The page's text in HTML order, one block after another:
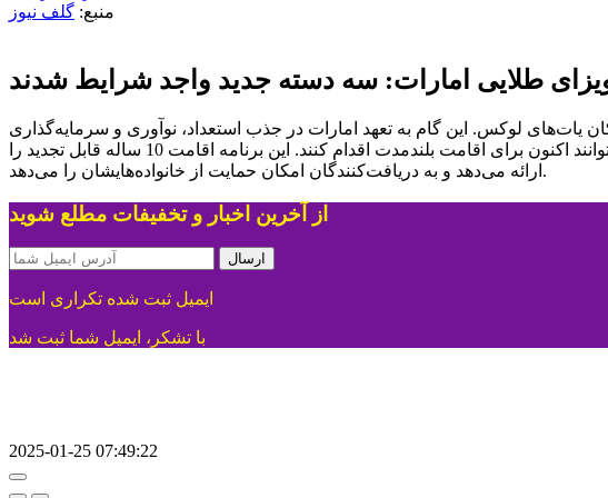
منبع: گلف نیوز
طلایی امارات: سه دسته جدید واجد شرایط شدند
لوکس. این گام به تعهد امارات در جذب استعداد، نوآوری و سرمایه‌گذاری
اشاره دارد. معلمان مدارس و دانشگاه‌های دبی، حرفه‌ای‌های صنعت بازی و مالکان یات‌هایی با طول بیش از 40 متر می‌توانند اکنون برای اقامت بلندمدت اقدام کنند. این برنامه اقامت 10 ساله قابل تجدید را
ارائه می‌دهد و به دریافت‌کنندگان امکان حمایت از خانواده‌هایشان را می‌دهد.
از آخرین اخبار و تخفیفات مطلع شوید
ارسال
ایمیل ثبت شده تکراری است
با تشکر، ایمیل شما ثبت شد
2025-01-25 07:49:22